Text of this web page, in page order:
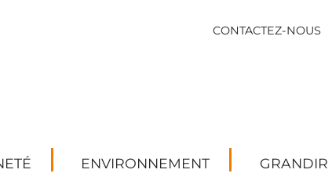
CONTACTEZ-NOUS
ENVIRONNEMENT GRANDIR